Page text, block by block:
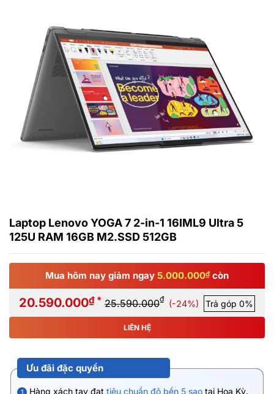
Laptop Lenovo YOGA 7 2-in-1 16IML9 Ultra 5
125U RAM 16GB M2.SSD 512GB
Mua hôm nay giảm ngay 5.000.000₫ còn
20.590.000₫ * 25.590.000₫ (-24%) Trả góp 0%
LIÊN HỆ
Ưu đãi đặc quyền
1 Hàng xách tay đạt tiêu chuẩn độ bền 5 sao tại Hoa Kỳ.